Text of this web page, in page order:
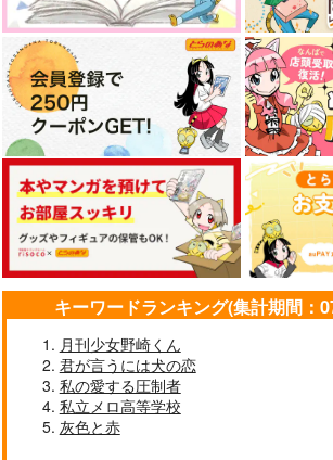
サンプル
作品詳細
サンプル
作品詳細
キーワードランキング(集計期間：
月刊少女野崎くん
君が言うには犬の恋
私の愛する圧制者
私立メロ高等学校
灰色と赤